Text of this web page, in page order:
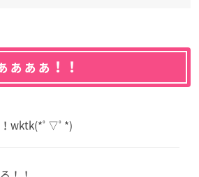
ぁぁぁ！！
wktk(*ﾟ▽ﾟ*)